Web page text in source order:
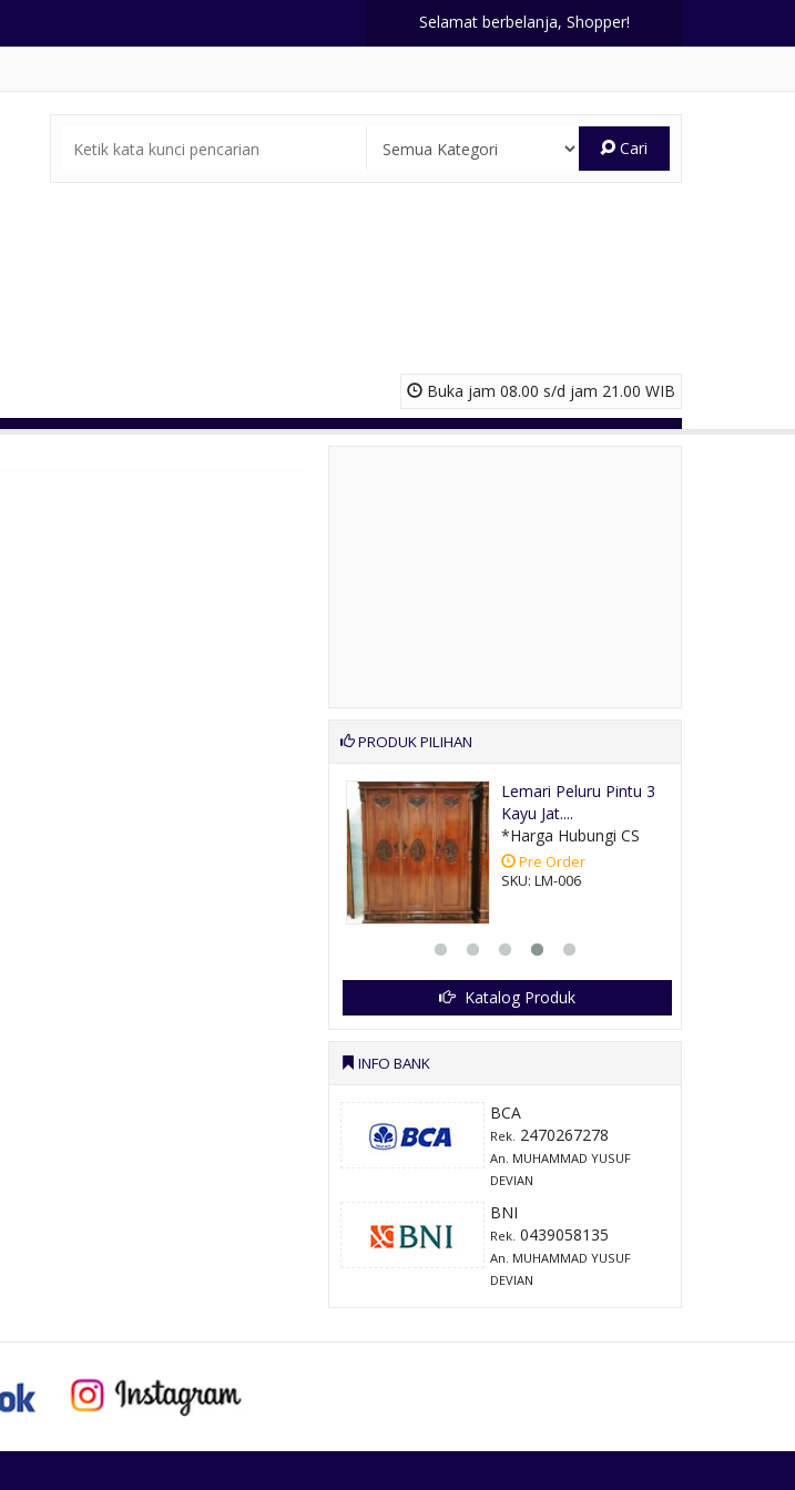
Selamat berbelanja, Shopper!
Cari
Buka jam 08.00 s/d jam 21.00 WIB
PRODUK PILIHAN
Lemari Peluru Pintu 3
Kayu Jat....
*Harga Hubungi CS
Pre Order
SKU: LM-006
Katalog Produk
INFO BANK
BCA
Rek. 2470267278
An. MUHAMMAD YUSUF
DEVIAN
BNI
Rek. 0439058135
An. MUHAMMAD YUSUF
DEVIAN